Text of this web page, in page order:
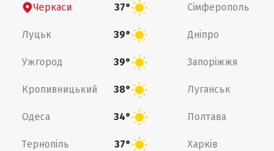
Черкаси 37° Сімферополь
Луцьк 39° Дніпро
Ужгород 39° Запоріжжя
Кропивницький 38° Луганськ
Одеса 34° Полтава
Тернопіль 37° Харків